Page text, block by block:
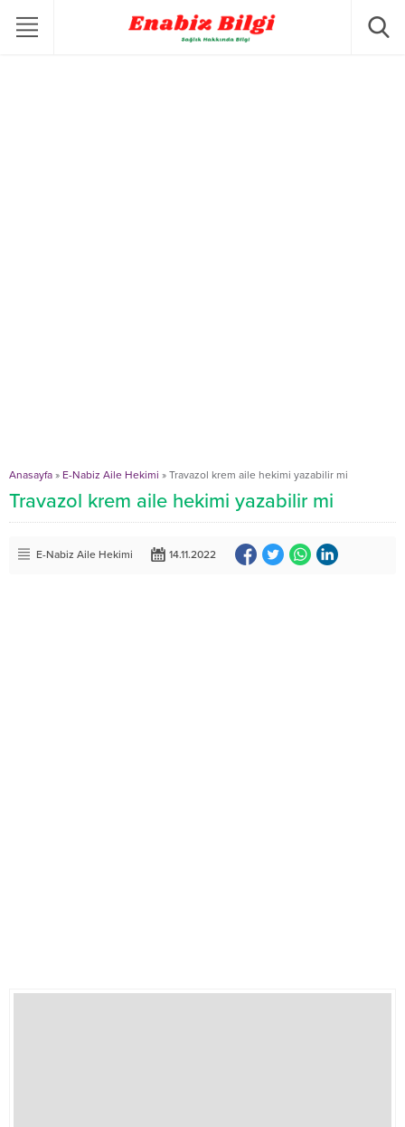
Anasayfa » E-Nabiz Aile Hekimi » Travazol krem aile hekimi yazabilir mi
Travazol krem aile hekimi yazabilir mi
E-Nabiz Aile Hekimi 14.11.2022